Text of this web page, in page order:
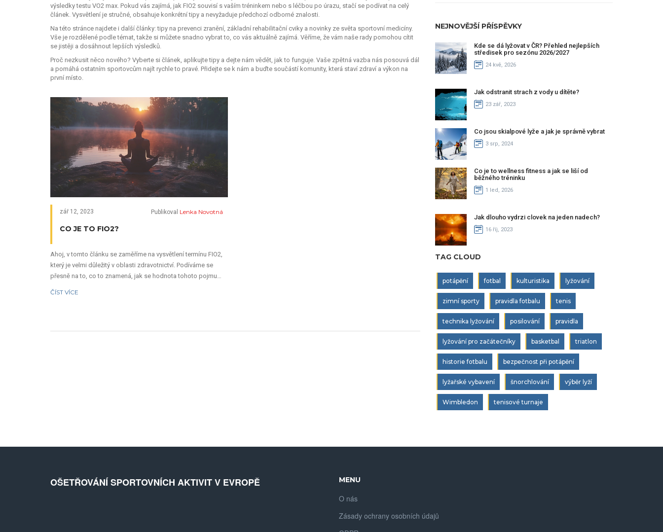
výsledky testu VO2 max. Pokud vás zajímá, jak FIO2 souvisí s vaším tréninkem nebo s léčbou po úrazu, stačí se podívat na celý
článek. Vysvětlení je stručné, obsahuje konkrétní tipy a nevyžaduje předchozí odborné znalosti.
Na této stránce najdete i další články: tipy na prevenci zranění, základní rehabilitační cviky a novinky ze světa sportovní medicíny.
Vše je rozdělené podle témat, takže si můžete snadno vybrat to, co vás aktuálně zajímá. Věříme, že vám naše rady pomohou cítit
se jistěji a dosáhnout lepších výsledků.
Proč nezkusit něco nového? Vyberte si článek, aplikujte tipy a dejte nám vědět, jak to funguje. Vaše zpětná vazba nás posouvá dál
a pomáhá ostatním sportovcům najít rychle to pravé. Přidejte se k nám a buďte součástí komunity, která staví zdraví a výkon na
první místo.
zář 12, 2023 Publikoval Lenka Novotná
CO JE TO FIO2?
Ahoj, v tomto článku se zaměříme na vysvětlení termínu FIO2,
který je velmi důležitý v oblasti zdravotnictví. Podíváme se
přesně na to, co to znamená, jak se hodnota tohoto pojmu
ČÍST VÍCE
NEJNOVĚJŠÍ PŘÍSPĚVKY
Kde se dá lyžovat v ČR? Přehled nejlepších
středisek pro sezónu 2026/2027
24 kvě, 2026
Jak odstranit strach z vody u dítěte?
23 zář, 2023
Co jsou skialpové lyže a jak je správně vybrat
3 srp, 2024
Co je to wellness fitness a jak se liší od
běžného tréninku
1 led, 2026
Jak dlouho vydrzi clovek na jeden nadech?
16 říj, 2023
TAG CLOUD
potápění fotbal kulturistika lyžování
zimní sporty pravidla fotbalu tenis
technika lyžování posilování pravidla
lyžování pro začátečníky basketbal triatlon
historie fotbalu bezpečnost při potápění
lyžařské vybavení šnorchlování výběr lyží
Wimbledon tenisové turnaje
OŠETŘOVÁNÍ SPORTOVNÍCH AKTIVIT V EVROPĚ MENU
O nás
Zásady ochrany osobních údajů